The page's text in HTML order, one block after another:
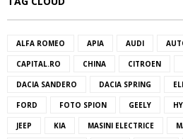
ALFA ROMEO APIA AUDI
CAPITAL.RO CHINA CITROEN
DACIA SANDERO DACIA SPRING
FORD FOTO SPION GEELY
JEEP KIA MASINI ELECTRICE